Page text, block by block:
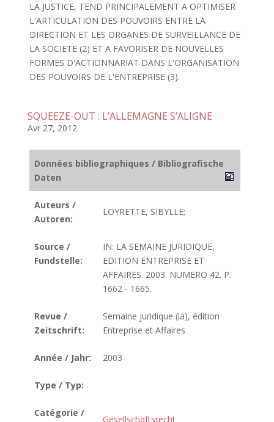
LA JUSTICE, TEND PRINCIPALEMENT A OPTIMISER
L'ARTICULATION DES POUVOIRS ENTRE LA
DIRECTION ET LES ORGANES DE SURVEILLANCE DE
LA SOCIETE (2) ET A FAVORISER DE NOUVELLES
FORMES D'ACTIONNARIAT DANS L'ORGANISATION
DES POUVOIRS DE L'ENTREPRISE (3).
SQUEEZE-OUT : L’ALLEMAGNE S’ALIGNE
Avr 27, 2012
Données bibliographiques / Bibliografische
Daten
Auteurs /
Autoren:
LOYRETTE, SIBYLLE;
Source /
Fundstelle:
IN: LA SEMAINE JURIDIQUE,
EDITION ENTREPRISE ET
AFFAIRES. 2003. NUMERO 42. P.
1662 - 1665.
Revue /
Zeitschrift:
Semaine juridique (la), édition
Entreprise et Affaires
Année / Jahr: 2003
Type / Typ:
Catégorie /
Gesellschaftsrecht